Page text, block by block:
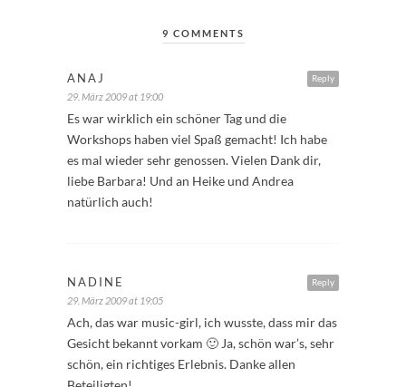
9 COMMENTS
Reply
ANAJ
29. März 2009 at 19:00
Es war wirklich ein schöner Tag und die
Workshops haben viel Spaß gemacht! Ich habe
es mal wieder sehr genossen. Vielen Dank dir,
liebe Barbara! Und an Heike und Andrea
natürlich auch!
Reply
NADINE
29. März 2009 at 19:05
Ach, das war music-girl, ich wusste, dass mir das
Gesicht bekannt vorkam 🙂 Ja, schön war’s, sehr
schön, ein richtiges Erlebnis. Danke allen